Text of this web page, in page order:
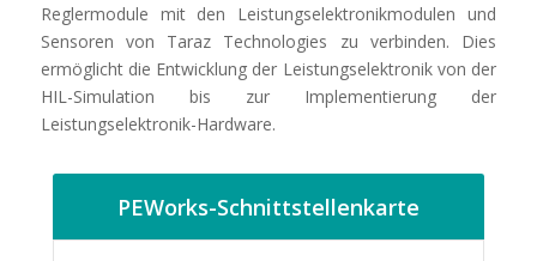
Reglermodule mit den Leistungselektronikmodulen und
Sensoren von Taraz Technologies zu verbinden. Dies
ermöglicht die Entwicklung der Leistungselektronik von der
HIL-Simulation bis zur Implementierung der
Leistungselektronik-Hardware.
PEWorks-Schnittstellenkarte